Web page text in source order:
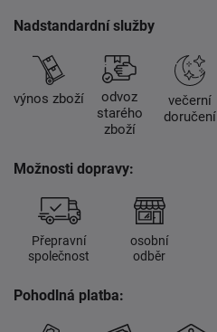
Nadstandardní služby
výnos zboží
odvoz
starého
zboží
večerní
doručení
Možnosti dopravy:
Přepravní
společnost
osobní
odběr
Pohodlná platba: